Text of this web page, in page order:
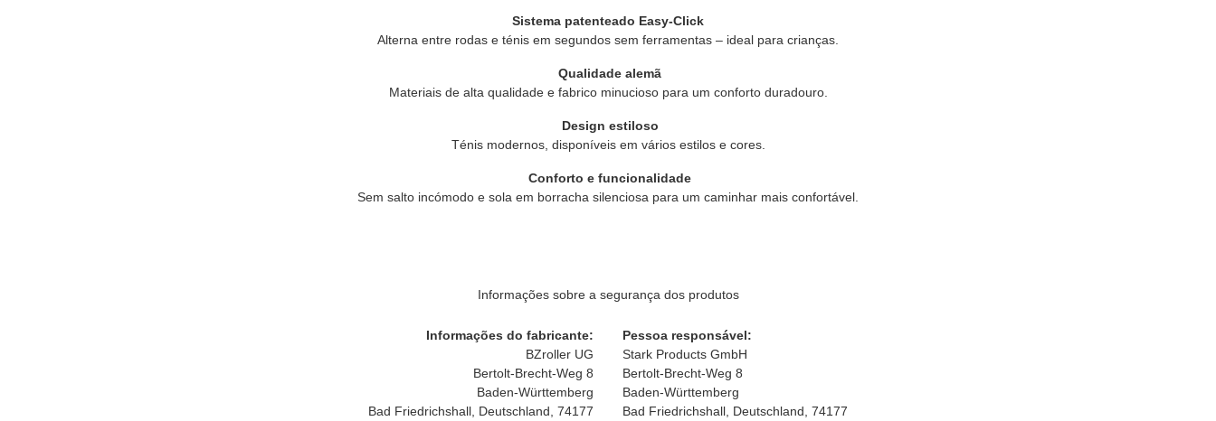
Sistema patenteado Easy-Click
Alterna entre rodas e ténis em segundos sem ferramentas – ideal para crianças.
Qualidade alemã
Materiais de alta qualidade e fabrico minucioso para um conforto duradouro.
Design estiloso
Ténis modernos, disponíveis em vários estilos e cores.
Conforto e funcionalidade
Sem salto incómodo e sola em borracha silenciosa para um caminhar mais confortável.
Informações sobre a segurança dos produtos
Informações do fabricante:
BZroller UG
Bertolt-Brecht-Weg 8
Baden-Württemberg
Bad Friedrichshall, Deutschland, 74177
Pessoa responsável:
Stark Products GmbH
Bertolt-Brecht-Weg 8
Baden-Württemberg
Bad Friedrichshall, Deutschland, 74177